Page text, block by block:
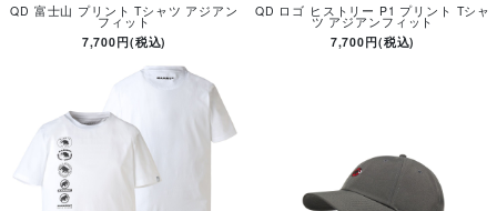
QD 富士山 プリント Tシャツ アジアン
フィット
7,700円(税込)
QD ロゴ ヒストリー P1 プリント Tシャ
ツ アジアンフィット
7,700円(税込)